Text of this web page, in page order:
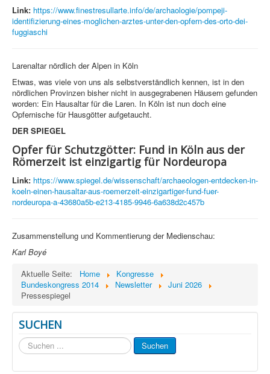
Link: https://www.finestresullarte.info/de/archaologie/pompeji-
identifizierung-eines-moglichen-arztes-unter-den-opfern-des-orto-dei-
fuggiaschi
Larenaltar nördlich der Alpen in Köln
Etwas, was viele von uns als selbstverständlich kennen, ist in den
nördlichen Provinzen bisher nicht in ausgegrabenen Häusern gefunden
worden: Ein Hausaltar für die Laren. In Köln ist nun doch eine
Opfernische für Hausgötter aufgetaucht.
DER SPIEGEL
Opfer für Schutzgötter: Fund in Köln aus der
Römerzeit ist einzigartig für Nordeuropa
Link: https://www.spiegel.de/wissenschaft/archaeologen-entdecken-in-
koeln-einen-hausaltar-aus-roemerzeit-einzigartiger-fund-fuer-
nordeuropa-a-43680a5b-e213-4185-9946-6a638d2c457b
Zusammenstellung und Kommentierung der Medienschau:
Karl Boyé
Aktuelle Seite:
Home
Kongresse
Bundeskongress 2014
Newsletter
Juni 2026
Pressespiegel
SUCHEN
Suchen
...
Suchen